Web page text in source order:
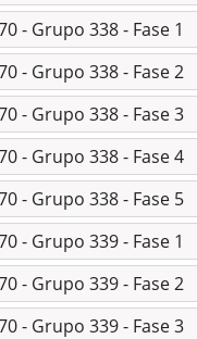
- Grupo 338 - Fase 1
- Grupo 338 - Fase 2
- Grupo 338 - Fase 3
- Grupo 338 - Fase 4
- Grupo 338 - Fase 5
- Grupo 339 - Fase 1
- Grupo 339 - Fase 2
- Grupo 339 - Fase 3